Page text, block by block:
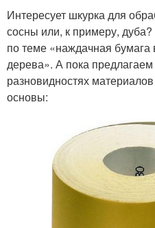
Интересует шкурка для
сосны или, к примеру,
по теме «наждачная бумага
дерева». А пока предлагаем
разновидностях
основы: